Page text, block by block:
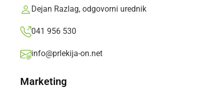
Dejan Razlag, odgovorni urednik
041 956 530
info@prlekija-on.net
Marketing